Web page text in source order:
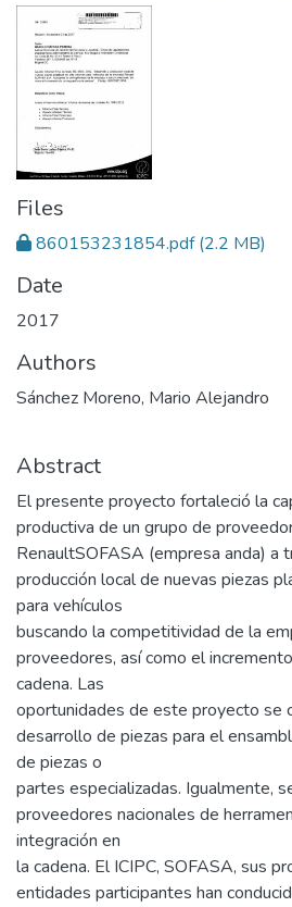
Files
860153231854.pdf(2.2 MB)
Date
2017
Authors
Sánchez Moreno, Mario Alejandro
Abstract
El presente proyecto fortaleció la
productiva de un grupo de
RenaultSOFASA (empresa anda) a
producción local de nuevas piezas
para vehículos
buscando la competitividad de la
proveedores, así como el
cadena. Las
oportunidades de este proyecto se
desarrollo de piezas para el
de piezas o
partes especializadas. Igualmente,
proveedores nacionales de
integración en
la cadena. El ICIPC, SOFASA, sus
entidades participantes han